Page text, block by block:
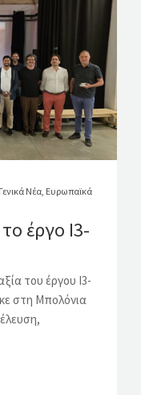
Γενικά Νέα Ευρωπαϊκά
το έργο I3-
του έργου I3-
στη Μπολόνια